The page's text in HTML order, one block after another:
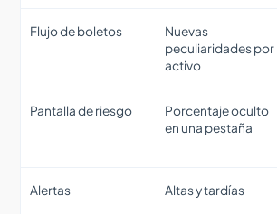
Flujo de boletos
Nuevas
peculiaridades por
activo
Pantalla de riesgo
Porcentaje oculto
en una pestaña
Alertas Altas y tardías